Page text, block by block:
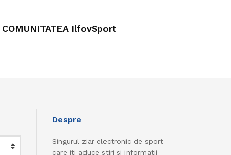
COMUNITATEA IlfovSport
Despre
Singurul ziar electronic de sport
care iti aduce stiri si informatii